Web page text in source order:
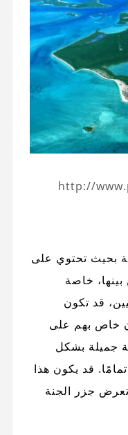
http://
بحيث تحتوي على
خاصة
قد تكون
خاص بهم على
جميلة بشكل
قد يكون هذا
جزر الجنة